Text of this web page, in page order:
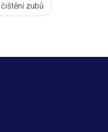
čištění zubů